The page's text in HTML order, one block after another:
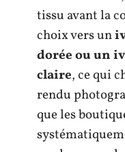
tissu avant la
choix vers un
dorée ou un
claire, ce qui
rendu
que les